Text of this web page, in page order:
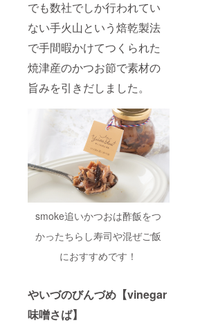
でも数社でしか行われてい
ない手火山という焙乾製法
で手間暇かけてつくられた
焼津産のかつお節で素材の
旨みを引きだしました。
smoke追いかつおは酢飯をつ
かったちらし寿司や混ぜご飯
におすすめです！
やいづのびんづめ【vinegar
味噌さば】